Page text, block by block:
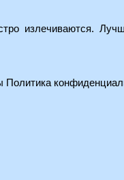
излечиваются.
Политика